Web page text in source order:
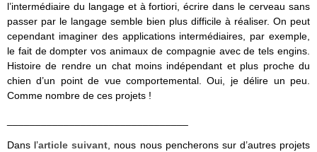
l’intermédiaire du langage et à fortiori, écrire dans le cerveau sans
passer par le langage semble bien plus difficile à réaliser. On peut
cependant imaginer des applications intermédiaires, par exemple,
le fait de dompter vos animaux de compagnie avec de tels engins.
Histoire de rendre un chat moins indépendant et plus proche du
chien d’un point de vue comportemental. Oui, je délire un peu.
Comme nombre de ces projets !
Dans l’article suivant, nous nous pencherons sur d’autres projets